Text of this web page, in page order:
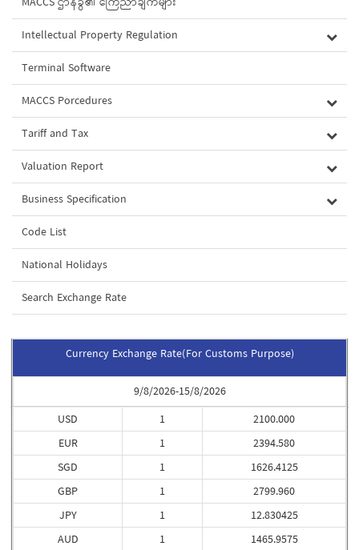
Intellectual Property Regulation
Terminal Software
MACCS Porcedures
Tariff and Tax
Valuation Report
Business Specification
Code List
National Holidays
Search Exchange Rate
Currency Exchange Rate(For Customs Purpose)
9/8/2026-15/8/2026
USD
EUR
SGD
GBP
JPY
AUD
1
1
1
1
1
1
2100.000
2394.580
1626.4125
2799.960
12.830425
1465.9575